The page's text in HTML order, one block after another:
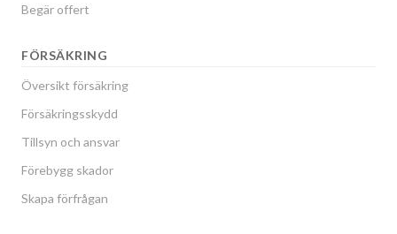
Begär offert
FÖRSÄKRING
Översikt försäkring
Försäkringsskydd
Tillsyn och ansvar
Förebygg skador
Skapa förfrågan